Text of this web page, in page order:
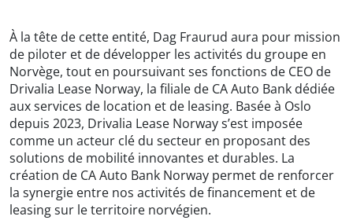
À la tête de cette entité, Dag Fraurud aura pour mission
de piloter et de développer les activités du groupe en
Norvège, tout en poursuivant ses fonctions de CEO de
Drivalia Lease Norway, la filiale de CA Auto Bank dédiée
aux services de location et de leasing. Basée à Oslo
depuis 2023, Drivalia Lease Norway s’est imposée
comme un acteur clé du secteur en proposant des
solutions de mobilité innovantes et durables. La
création de CA Auto Bank Norway permet de renforcer
la synergie entre nos activités de financement et de
leasing sur le territoire norvégien.